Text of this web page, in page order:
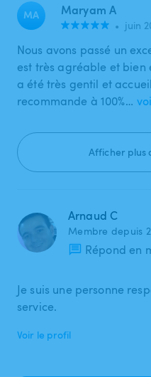
MA Maryam A
• juin
Nous avons passé un
est très agréable et
a été très gentil et
recommande à 100%…
Afficher plus
Arnaud C
Membre depuis
Répond en
Je suis une personne
service.
Voir le profil